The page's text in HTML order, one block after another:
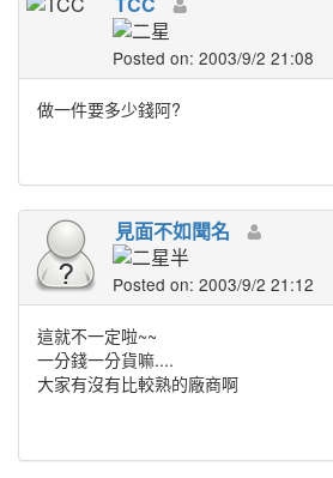
Posted on: 2003/9/2 21:08
做一件要多少錢阿?
見面不如聞名
Posted on: 2003/9/2 21:12
這就不一定啦~~
一分錢一分貨嘛....
大家有沒有比較熟的廠商啊